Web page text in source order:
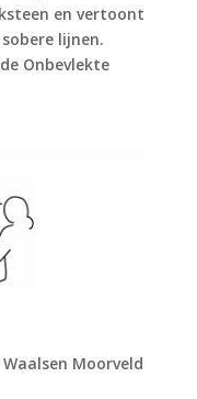
en vertoont
lijnen.
Onbevlekte
Waalsen Moorveld